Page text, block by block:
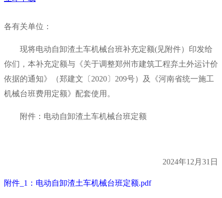
各有关单位：
现将电动自卸渣土车机械台班补充定额(见附件）印发给
你们，本补充定额与《关于调整郑州市建筑工程弃土外运计价
依据的通知》（郑建文〔2020〕209号）及《河南省统一施工
机械台班费用定额》配套使用。
附件：电动自卸渣土车机械台班定额
2024年12月31日
附件_1：电动自卸渣土车机械台班定额.pdf